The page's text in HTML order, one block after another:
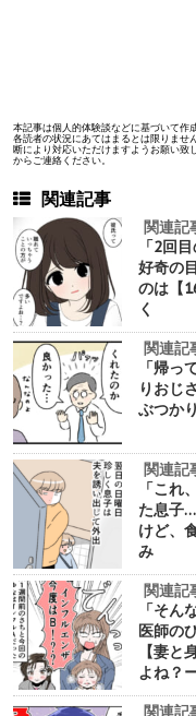
本記事は個人的体験談などに基づいて作
各読者の状況にあてはまるとは限りませ
断により対応いただけますようお願い致
からご連絡ください。
関連記事
関連記
「2回
好奇の
のは【
く
関連記
「帰っ
りおじ
ぶつか
関連記
「これ
た息子
けど、
み
関連記
「そん
医師の
【妻
よね？
関連記